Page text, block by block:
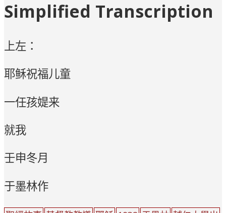
Simplified Transcription
上左：
耶稣祝福儿童
一任孩媞来
就我
壬申冬月
于墨林作